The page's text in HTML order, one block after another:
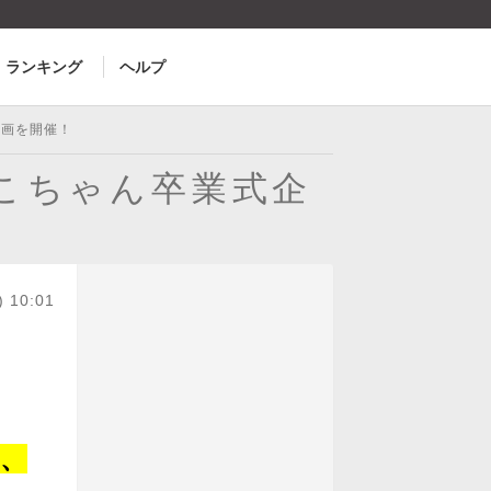
ランキング ヘルプ
を開催！
ちゃん卒業式企
10:01